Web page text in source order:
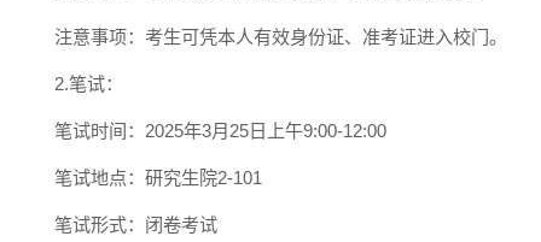
注意事项：考生可凭本人有效身份证、准考证进入校门。
2.笔试：
笔试时间：2025年3月25日上午9:00-12:00
笔试地点：研究生院2-101
笔试形式：闭卷考试